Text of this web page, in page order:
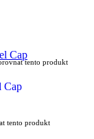
tento produkt
Cap
tento produkt